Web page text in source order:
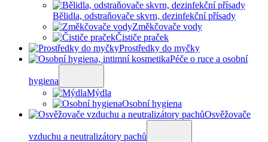
Bělidla, odstraňovače skvrn, dezinfekční přísady
Změkčovače vody
Čističe praček
Prostředky do myčky
Péče o ruce a osobní
hygiena
Mýdla
Osobní hygiena
Osvěžovače
vzduchu a neutralizátory pachů